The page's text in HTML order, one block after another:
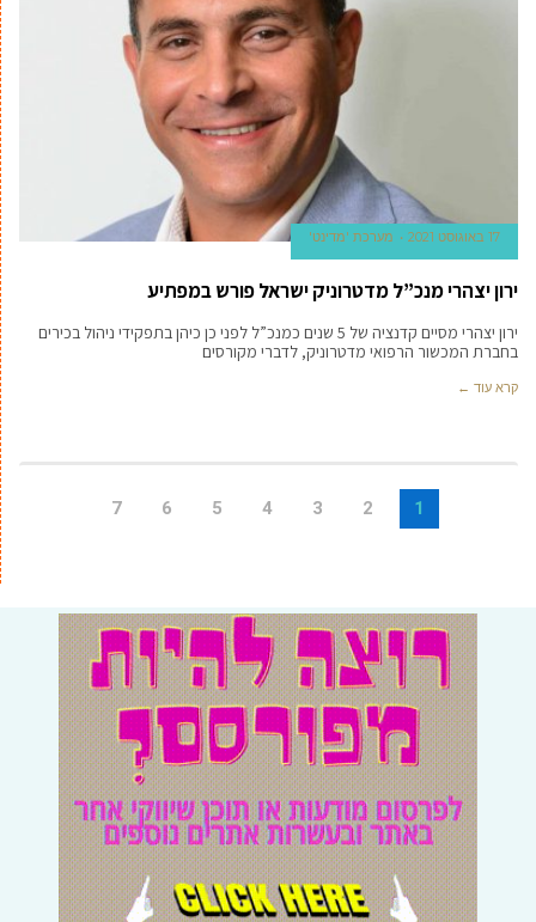
17 באוגוסט 2021 מערכת 'מדינט'
ירון יצהרי מנכ”ל מדטרוניק ישראל פורש במפתיע
ירון יצהרי מסיים קדנציה של 5 שנים כמנכ”ל לפני כן כיהן בתפקידי ניהול בכירים
בחברת המכשור הרפואי מדטרוניק, לדברי מקורסים
קרא עוד ←
1
2
3
4
5
6
7